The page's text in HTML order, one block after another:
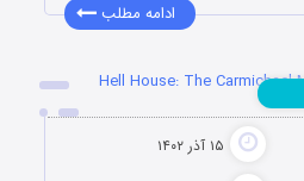
ادامه مطلب
۱۵ آذر ۱۴۰۲